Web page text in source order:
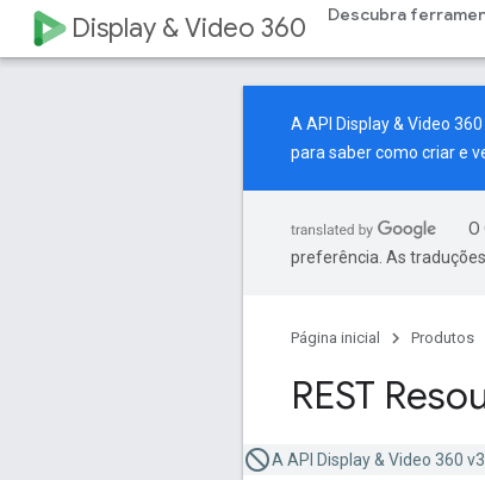
Display & Video 360 Descubra
A API Display & Video
para saber como criar e
O
preferência. As
Página inicial Produtos
REST
A API Display & Video 360